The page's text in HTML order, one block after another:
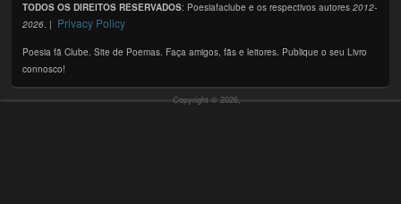
TODOS OS DIREITOS RESERVADOS: Poesiafaclube e os respectivos autores2012-
2026. | Privacy Policy
Poesia fã Clube. Site de Poemas. Faça amigos, fãs e leitores. Publique o seu Livro
connosco!
Copyright © 2026,